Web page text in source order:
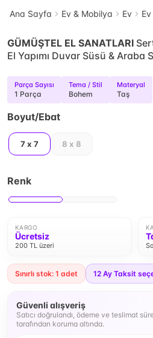
Ana Sayfa Ev & Mobilya Ev
GÜMÜŞTEL EL SANATLARI
El Yapımı Duvar Süsü & Araba
Parça Sayısı
1 Parça
Tema / Stil
Bohem
Materyal
Taş
Boyut/Ebat
7 x 7 8 x 8
Renk
KARGO
Ücretsiz
200 TL üzeri
Sınırlı stok: 1 adet 12 Ay Taksit
Güvenli alışveriş
Satıcı doğrulandı, ödeme ve teslimat
tarafından koruma altında.